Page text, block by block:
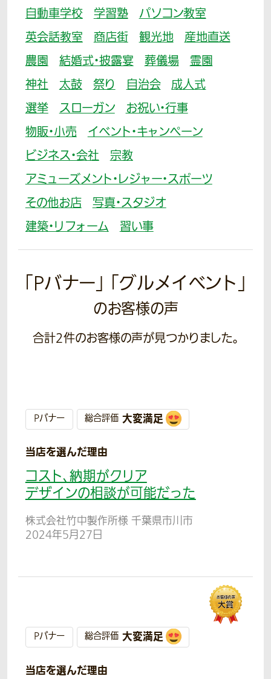
自動車学校
学習塾
パソコン教室
英会話教室
商店街 観光地
産地直送
農園
結婚式・披露宴 葬儀場
霊園
神社
太鼓 祭り 自治会
成人式
選挙
スローガン
お祝い・行事
物販・小売
イベント・キャンペーン
ビジネス・会社
宗教
アミューズメント・レジャー・スポーツ
その他お店
写真・スタジオ
建築・リフォーム
習い事
「Pバナー」 「グルメイベント」
のお客様の声
合計2件のお客様の声が見つかりました。
Pバナー 総合評価 大変満足
当店を選んだ理由
コスト、納期がクリア
デザインの相談が可能だった
株式会社竹中製作所様 千葉県市川市
2024年5月27日
Pバナー 総合評価 大変満足
当店を選んだ理由